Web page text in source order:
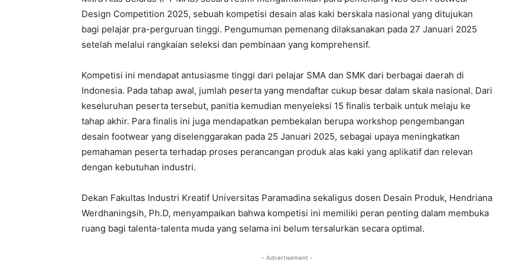
Design Competition 2025, sebuah kompetisi desain alas kaki berskala nasional yang ditujukan
bagi pelajar pra-perguruan tinggi. Pengumuman pemenang dilaksanakan pada 27 Januari 2025
setelah melalui rangkaian seleksi dan pembinaan yang komprehensif.
Kompetisi ini mendapat antusiasme tinggi dari pelajar SMA dan SMK dari berbagai daerah di
Indonesia. Pada tahap awal, jumlah peserta yang mendaftar cukup besar dalam skala nasional. Dari
keseluruhan peserta tersebut, panitia kemudian menyeleksi 15 finalis terbaik untuk melaju ke
tahap akhir. Para finalis ini juga mendapatkan pembekalan berupa workshop pengembangan
desain footwear yang diselenggarakan pada 25 Januari 2025, sebagai upaya meningkatkan
pemahaman peserta terhadap proses perancangan produk alas kaki yang aplikatif dan relevan
dengan kebutuhan industri.
Dekan Fakultas Industri Kreatif Universitas Paramadina sekaligus dosen Desain Produk, Hendriana
Werdhaningsih, Ph.D, menyampaikan bahwa kompetisi ini memiliki peran penting dalam membuka
ruang bagi talenta-talenta muda yang selama ini belum tersalurkan secara optimal.
- Advertisement -